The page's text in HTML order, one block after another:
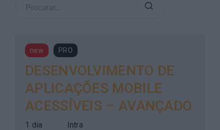
new PRO
DESENVOLVIMENTO DE
APLICAÇÕES MOBILE
ACESSÍVEIS – AVANÇADO
1 dia Intra